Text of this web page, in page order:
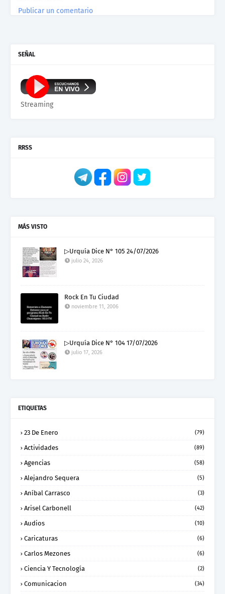
Publicar un comentario
SEÑAL
Streaming
RRSS
MÁS VISTO
▷Urquía Dice N° 105 24/07/2026
julio 24, 2026
Rock En Tu Ciudad
noviembre 11, 2006
▷Urquía Dice N° 104 17/07/2026
julio 17, 2026
ETIQUETAS
23 De Enero (79)
Actividades (89)
Agencias (58)
Alejandro Sequera (5)
Aníbal Carrasco (3)
Arisel Carbonell (42)
Audios (10)
Caricaturas (6)
Carlos Mezones (6)
Ciencia Y Tecnología (2)
Comunicacion (34)